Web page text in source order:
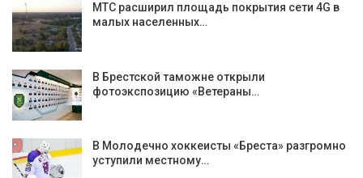
МТС расширил площадь покрытия сети 4G в
малых населенных…
В Брестской таможне открыли
фотоэкспозицию «Ветераны…
В Молодечно хоккеисты «Бреста» разгромно
уступили местному…